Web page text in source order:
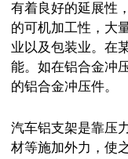
有着良好的延展性
的可机加工性，大
业以及包装业。在
能。如在铝合金冲
的铝合金冲压件。
汽车铝支架是靠压
材等施加外力，使